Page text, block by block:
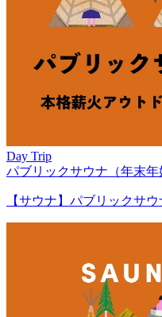
Day Trip
パブリックサウナ（年末年
【サウナ】パブリックサウ